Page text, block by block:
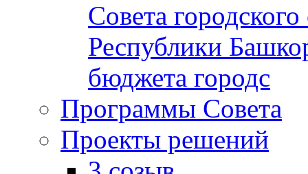
Совета
Республики
бюджета городс
Программы Совета
Проекты решений